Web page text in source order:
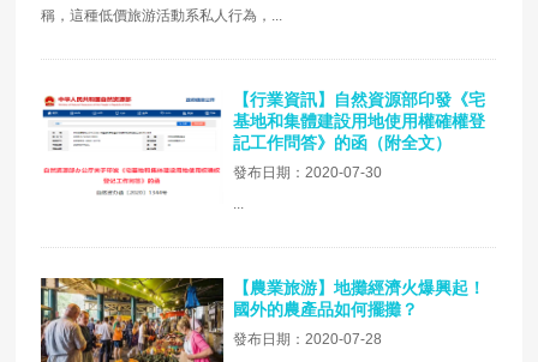
稱，這種低價旅游活動系私人行為，...
【行業資訊】自然資源部印發《宅
基地和集體建設用地使用權確權登
記工作問答》的函（附全文）
發布日期：2020-07-30
...
【農業旅游】地攤經濟火爆興起！
國外的農產品如何擺攤？
發布日期：2020-07-28